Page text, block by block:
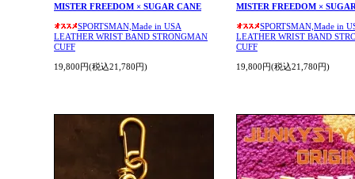
MISTER FREEDOM × SUGAR CANE
SPORTSMAN,Made in USA
LEATHER WRIST BAND STRONGMAN
CUFF
19,800円(税込21,780円)
MISTER FREEDOM ×
SPORTSMAN,Made in
LEATHER WRIST BAND
CUFF
19,800円(税込21,780円)